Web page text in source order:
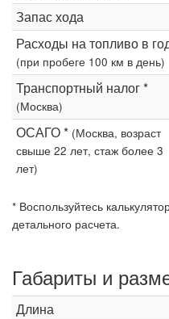
Запас хода
Расходы на топливо в
(при пробеге 100 км в день)
Транспортный налог *
(Москва)
ОСАГО * (Москва, возраст
свыше 22 лет, стаж более 3
лет)
* Воспользуйтесь
детального расчета.
Габариты и
Длина